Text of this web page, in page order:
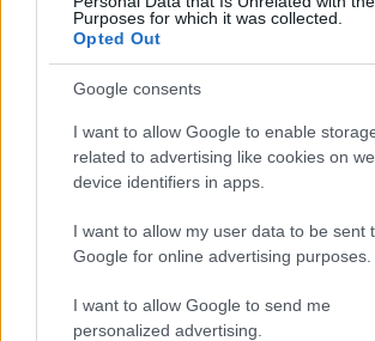
Purposes for which it was collected.
Opted Out
Google consents
I want to allow Google to enable
related to advertising like cookies on
device identifiers in apps.
I want to allow my user data to be sent
Google for online advertising purposes.
I want to allow Google to send me
personalized advertising.
plānotu atentātu pret
dronu ražotāju Eiropā
nīkst
Atcelt Ziņot